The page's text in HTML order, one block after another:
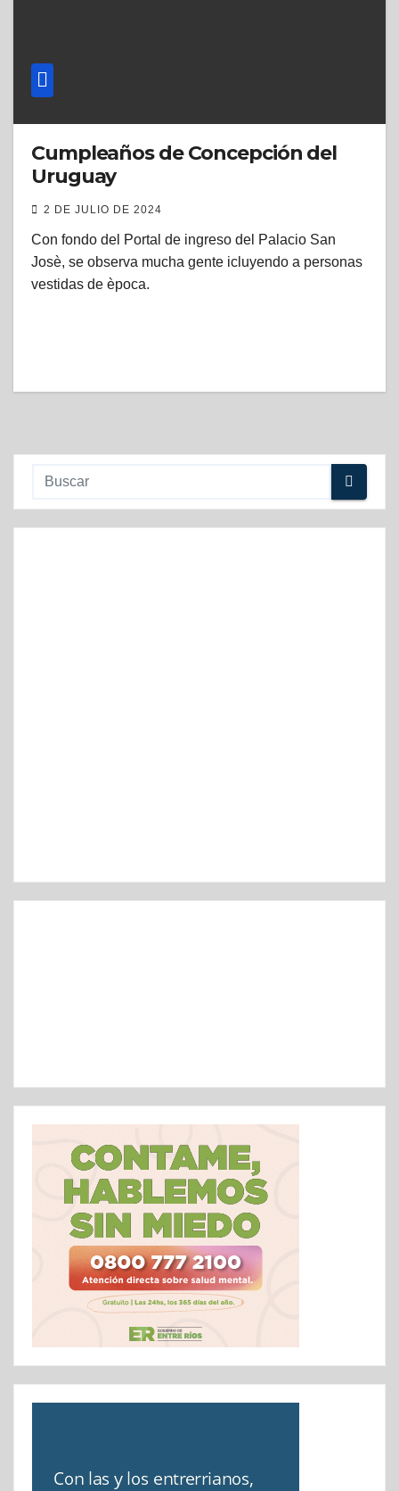
Cumpleaños de Concepción del
Uruguay
2 DE JULIO DE 2024
Con fondo del Portal de ingreso del Palacio San
Josè, se observa mucha gente icluyendo a personas
vestidas de època.